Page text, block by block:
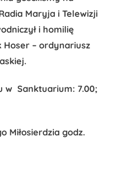
Maryja i Telewizji
i homilię
Hoser – ordynariusz
w Sanktuarium: 7.00;
Miłosierdzia godz.